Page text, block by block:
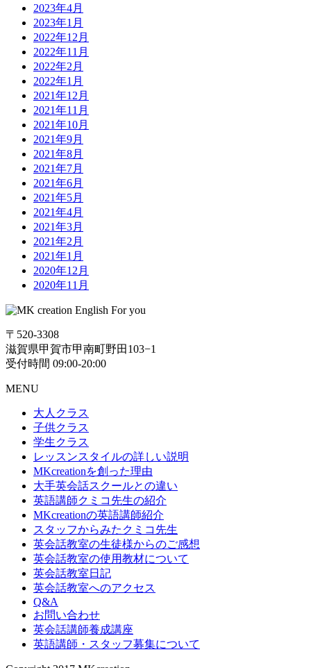
2023年4月
2023年1月
2022年12月
2022年11月
2022年2月
2022年1月
2021年12月
2021年11月
2021年10月
2021年9月
2021年8月
2021年7月
2021年6月
2021年5月
2021年4月
2021年3月
2021年2月
2021年1月
2020年12月
2020年11月
〒520-3308
滋賀県甲賀市甲南町野田103−1
受付時間 09:00-20:00
MENU
大人クラス
子供クラス
学生クラス
レッスンスタイルの詳しい説明
MKcreationを創った理由
大手英会話スクールとの違い
英語講師クミコ先生の紹介
MKcreationの英語講師紹介
スタッフからみたクミコ先生
英会話教室の生徒様からのご感想
英会話教室の使用教材について
英会話教室日記
英会話教室へのアクセス
Q&A
お問い合わせ
英会話講師養成講座
英語講師・スタッフ募集について